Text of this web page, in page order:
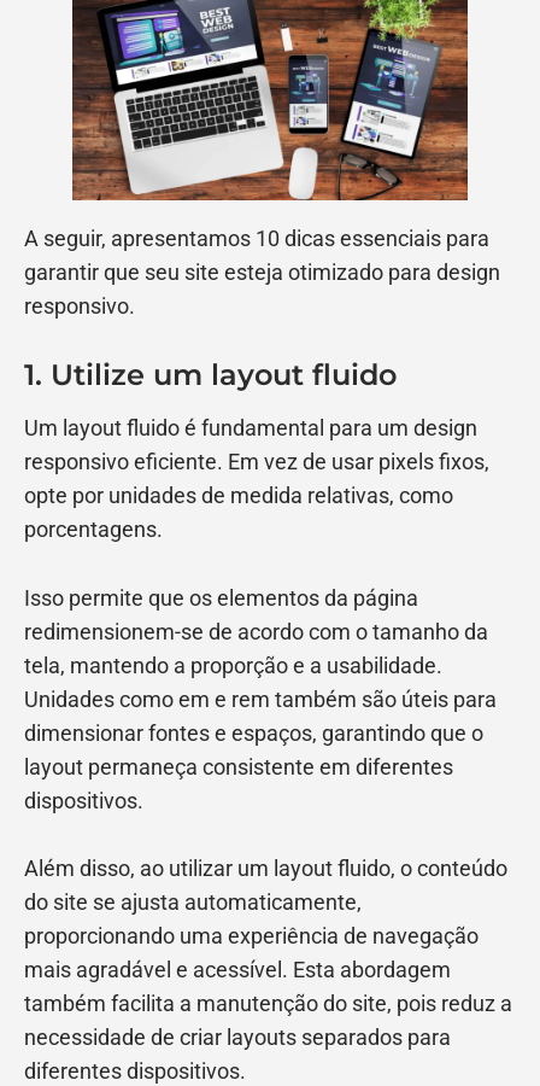
A seguir, apresentamos 10 dicas essenciais para
garantir que seu site esteja otimizado para design
responsivo.
1. Utilize um layout fluido
Um layout fluido é fundamental para um design
responsivo eficiente. Em vez de usar pixels fixos,
opte por unidades de medida relativas, como
porcentagens.
Isso permite que os elementos da página
redimensionem-se de acordo com o tamanho da
tela, mantendo a proporção e a usabilidade.
Unidades como em e rem também são úteis para
dimensionar fontes e espaços, garantindo que o
layout permaneça consistente em diferentes
dispositivos.
Além disso, ao utilizar um layout fluido, o conteúdo
do site se ajusta automaticamente,
proporcionando uma experiência de navegação
mais agradável e acessível. Esta abordagem
também facilita a manutenção do site, pois reduz a
necessidade de criar layouts separados para
diferentes dispositivos.